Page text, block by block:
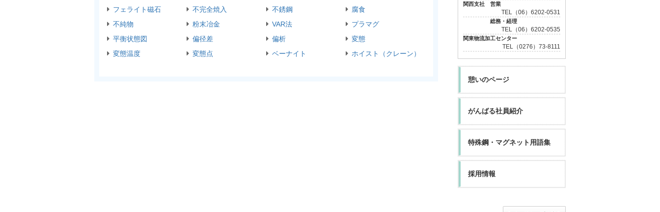
フェライト磁石
不完全焼入 不銹鋼
腐食
不純物
粉末冶金 VAR法
プラマグ
平衡状態図
偏径差 偏析
変態
変態温度
変態点 ベーナイト ホイスト（クレーン）
関西支社 営業
TEL（06）6202-0531
総務・経理
TEL（06）6202-0535
関東物流加工センター
TEL（0276）73-8111
憩いのページ
がんばる社員紹介
特殊鋼・マグネット用語集
採用情報